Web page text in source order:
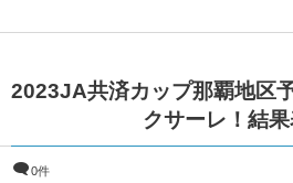
2023JA共済カップ那覇地区
クサーレ！結
0件